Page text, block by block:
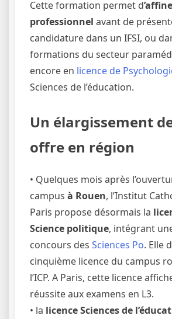
Cette formation permet d
professionnel avant de
candidature dans un IFSI, ou
formations du secteur
encore en licence de
Sciences de l’éducation.
Un élargissement
offre en région
• Quelques mois après
campus à Rouen, l’Institut
Paris propose désormais la
Science politique, intégrant
concours des Sciences Po. Elle
cinquième licence du campus
l’ICP. A Paris, cette licence
réussite aux examens en L3.
• la licence Sciences de